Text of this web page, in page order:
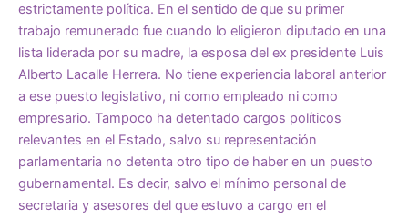
estrictamente política. En el sentido de que su primer
trabajo remunerado fue cuando lo eligieron diputado en una
lista liderada por su madre, la esposa del ex presidente Luis
Alberto Lacalle Herrera. No tiene experiencia laboral anterior
a ese puesto legislativo, ni como empleado ni como
empresario. Tampoco ha detentado cargos políticos
relevantes en el Estado, salvo su representación
parlamentaria no detenta otro tipo de haber en un puesto
gubernamental. Es decir, salvo el mínimo personal de
secretaria y asesores del que estuvo a cargo en el